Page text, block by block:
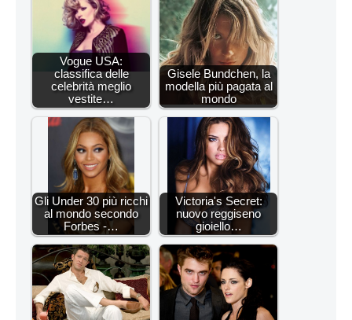
Vogue USA:
classifica delle
celebrità meglio
vestite…
Gisele Bundchen, la
modella più pagata al
mondo
Gli Under 30 più ricchi
al mondo secondo
Forbes -…
Victoria's Secret:
nuovo reggiseno
gioiello…